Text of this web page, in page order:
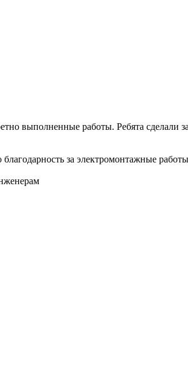
выполненные работы. Ребята сделали
за электромонтажные